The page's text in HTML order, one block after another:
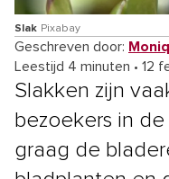
Slak Pixabay
Geschreven door:
Leestijd 4 minuten • 12
Slakken zijn
bezoekers in
graag de